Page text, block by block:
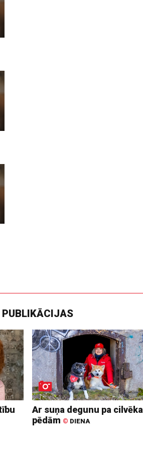
Ar suņa degunu pa cilvēka
pēdām © DIENA